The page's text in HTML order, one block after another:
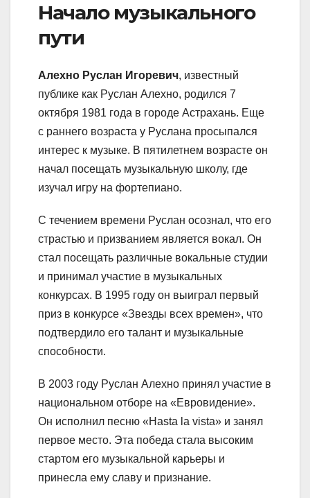
Начало музыкального
пути
Алехно Руслан Игоревич, известный
публике как Руслан Алехно, родился 7
октября 1981 года в городе Астрахань. Еще
с раннего возраста у Руслана просыпался
интерес к музыке. В пятилетнем возрасте он
начал посещать музыкальную школу, где
изучал игру на фортепиано.
С течением времени Руслан осознал, что его
страстью и призванием является вокал. Он
стал посещать различные вокальные студии
и принимал участие в музыкальных
конкурсах. В 1995 году он выиграл первый
приз в конкурсе «Звезды всех времен», что
подтвердило его талант и музыкальные
способности.
В 2003 году Руслан Алехно принял участие в
национальном отборе на «Евровидение».
Он исполнил песню «Hasta la vista» и занял
первое место. Эта победа стала высоким
стартом его музыкальной карьеры и
принесла ему славу и признание.